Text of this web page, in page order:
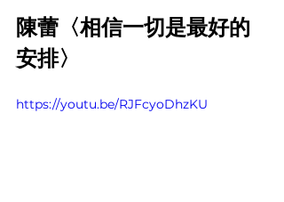
陳蕾〈相信一切是最好的
安排〉
https://youtu.be/RJFcyoDhzKU